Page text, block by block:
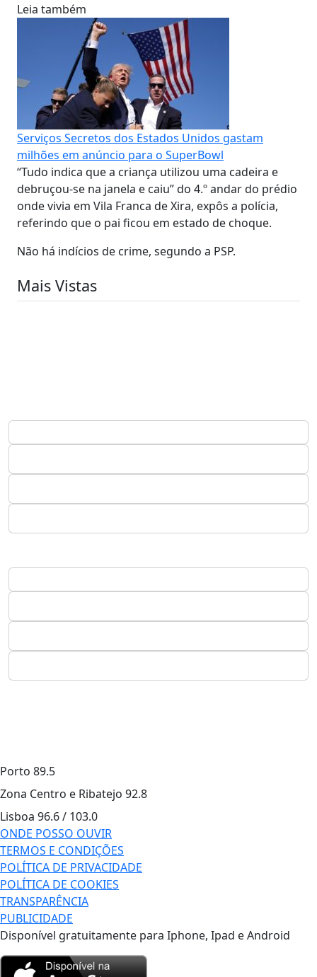
Leia também
Serviços Secretos dos Estados Unidos gastam
milhões em anúncio para o SuperBowl
“Tudo indica que a criança utilizou uma cadeira e
debruçou-se na janela e caiu” do 4.º andar do prédio
onde vivia em Vila Franca de Xira, expôs a polícia,
referindo que o pai ficou em estado de choque.
Não há indícios de crime, segundo a PSP.
Mais Vistas
Porto 89.5
Zona Centro e Ribatejo 92.8
Lisboa 96.6 / 103.0
ONDE POSSO OUVIR
TERMOS E CONDIÇÕES
POLÍTICA DE PRIVACIDADE
POLÍTICA DE COOKIES
TRANSPARÊNCIA
PUBLICIDADE
Disponível gratuitamente para Iphone, Ipad e Android